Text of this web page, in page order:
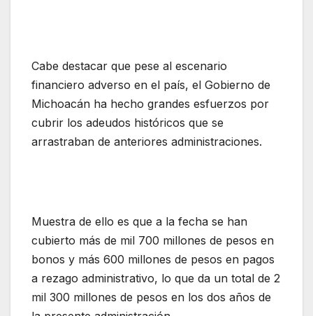
Cabe destacar que pese al escenario
financiero adverso en el país, el Gobierno de
Michoacán ha hecho grandes esfuerzos por
cubrir los adeudos históricos que se
arrastraban de anteriores administraciones.
Muestra de ello es que a la fecha se han
cubierto más de mil 700 millones de pesos en
bonos y más 600 millones de pesos en pagos
a rezago administrativo, lo que da un total de 2
mil 300 millones de pesos en los dos años de